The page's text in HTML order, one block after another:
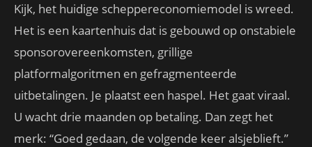
Kijk, het huidige scheppereconomiemodel is wreed.
Het is een kaartenhuis dat is gebouwd op onstabiele
sponsorovereenkomsten, grillige
platformalgoritmen en gefragmenteerde
uitbetalingen. Je plaatst een haspel. Het gaat viraal.
U wacht drie maanden op betaling. Dan zegt het
merk: “Goed gedaan, de volgende keer alsjeblieft.”